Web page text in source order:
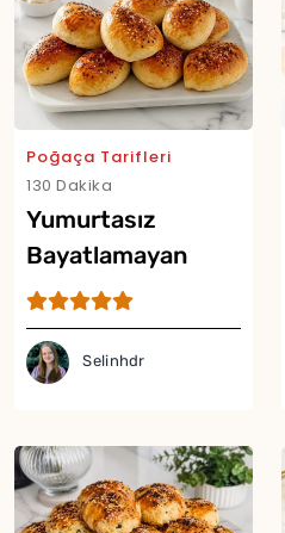
Poğaça Tarifleri
130 Dakika
Yumurtasız
Bayatlamayan
Poğaça Tarifi
Selinhdr